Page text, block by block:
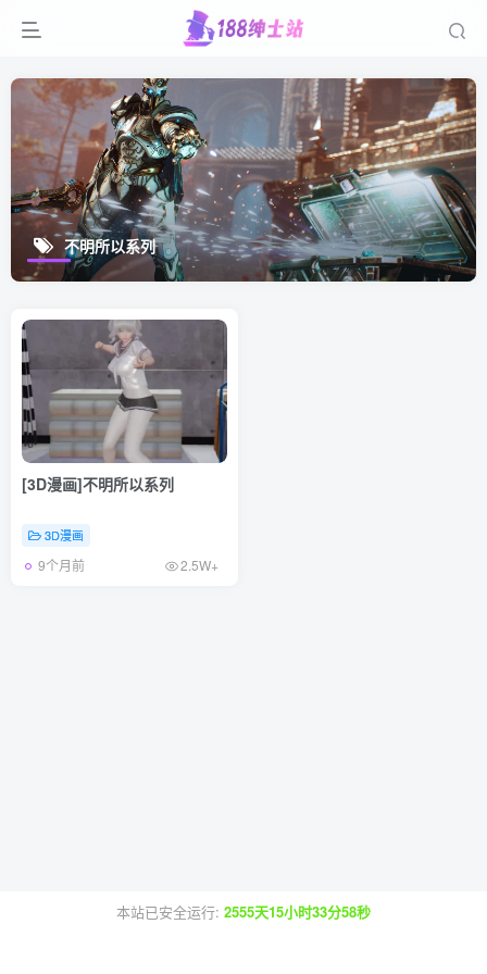
不明所以系列
[3D漫画]不明所以系列
3D漫画
9个月前 2.5W+
本站已安全运行: 2555天15小时33分58秒